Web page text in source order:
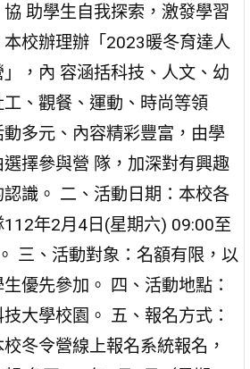
協 助學生自我探索，激發學習
本校辦理辦「2023暖冬育達人
」，內 容涵括科技、人文、幼
工、觀餐、運動、時尚等領
動多元、內容精彩豐富，由學
選擇參與營 隊，加深對有興趣
認識。 二、活動日期：本校各
112年2月4日(星期六) 09:00至
三、活動對象：名額有限，以
優先參加。 四、活動地點：
大學校園。 五、報名方式：
冬令營線上報名系統報名，